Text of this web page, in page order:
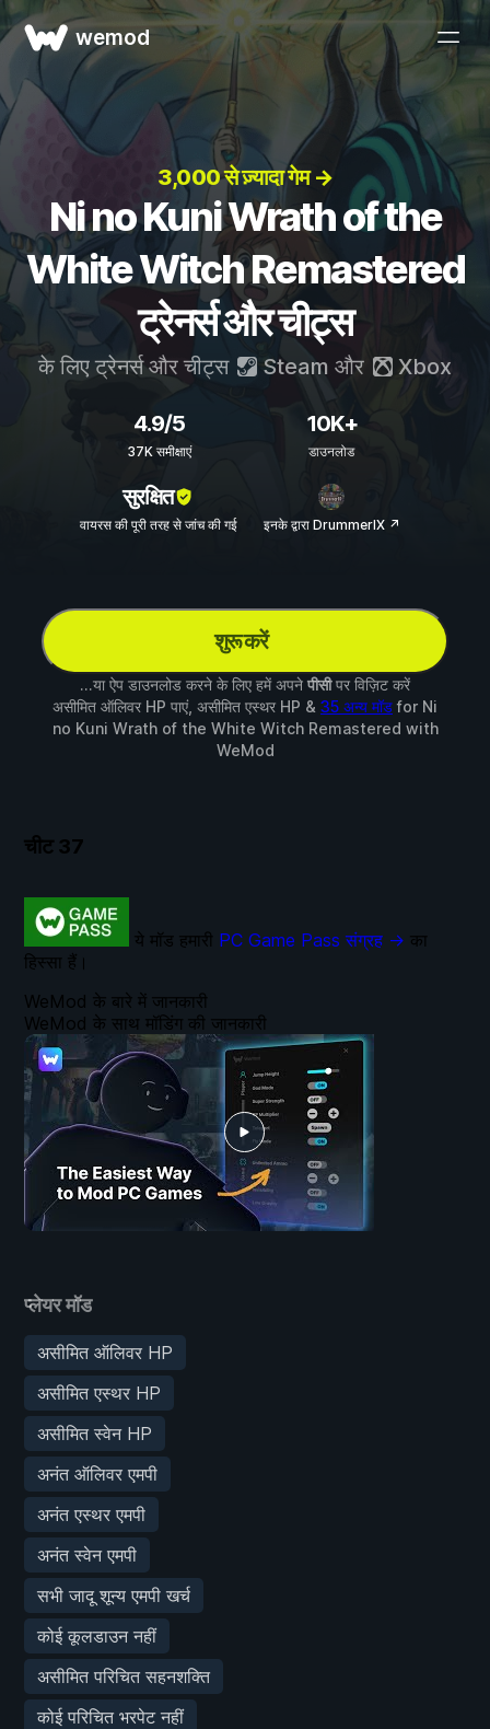
wemod
3,000 से ज़्यादा गेम →
Ni no Kuni Wrath of the
White Witch Remastered
ट्रेनर्स और चीट्स
के लिए ट्रेनर्स और चीट्स Steam और Xbox
4.9/5
37K समीक्षाएं
10K+
डाउनलोड
सुरक्षित
वायरस की पूरी तरह से जांच की गई इनके द्वारा DrummerIX ↗
शुरू करें
...या ऐप डाउनलोड करने के लिए हमें अपने पीसीपर विज़िट करें
असीमित ऑलिवर HP पाएं, असीमित एस्थर HP & 35 अन्य मॉडfor Ni
no Kuni Wrath of the White Witch Remastered with
WeMod
चीट 37
प्लेयर मॉड
असीमित ऑलिवर HP
असीमित एस्थर HP
असीमित स्वेन HP
अनंत ऑलिवर एमपी
अनंत एस्थर एमपी
अनंत स्वेन एमपी
सभी जादू शून्य एमपी खर्च
कोई कूलडाउन नहीं
असीमित परिचित सहनशक्ति
कोई परिचित भरपेट नहीं
WeMod के बारे में जानकारी
WeMod के साथ मॉडिंग की जानकारी
ये मॉड हमारी PC Game Pass संग्रह → का
हिस्सा हैं।